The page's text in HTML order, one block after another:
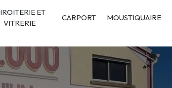
ET
VITRERIE
CARPORT MOUSTIQUAIRE